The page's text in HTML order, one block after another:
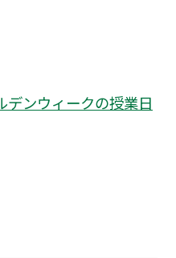
デンウィークの授業日